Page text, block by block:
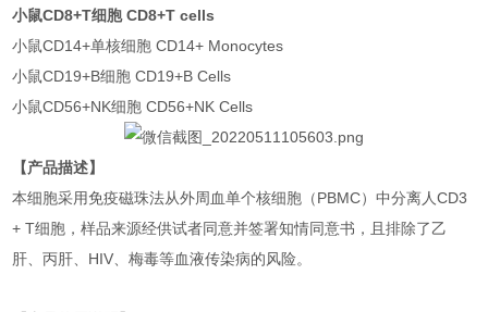
小鼠CD8+T细胞 CD8+T cells
小鼠CD14+单核细胞 CD14+ Monocytes
小鼠CD19+B细胞 CD19+B Cells
小鼠CD56+NK细胞 CD56+NK Cells
【产品描述】
本细胞采用免疫磁珠法从外周血单个核细胞（PBMC）中分离人CD3
+ T细胞，样品来源经供试者同意并签署知情同意书，且排除了乙
肝、丙肝、HIV、梅毒等血液传染病的风险。